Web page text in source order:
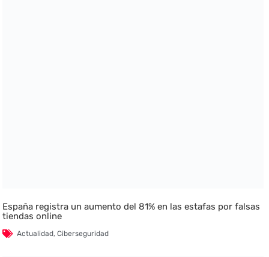
España registra un aumento del 81% en las estafas por falsas
tiendas online
Actualidad,Ciberseguridad